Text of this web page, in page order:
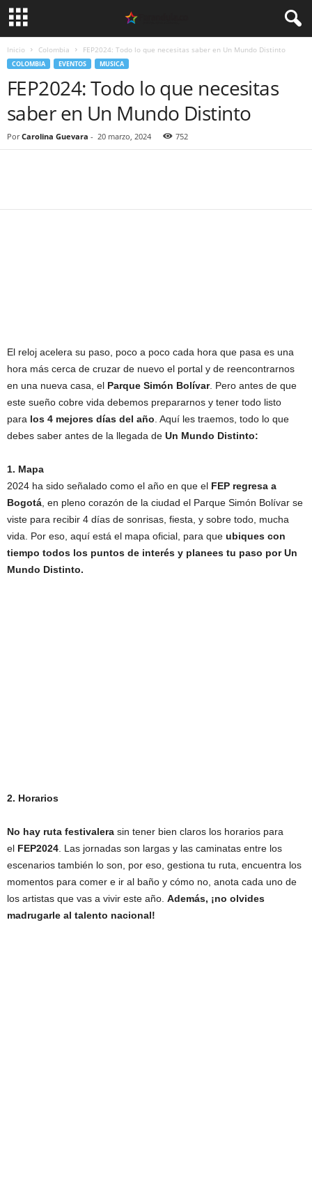
Inicio Colombia FEP2024: Todo lo que necesitas saber en Un Mundo Distinto
COLOMBIA EVENTOS MUSICA
FEP2024: Todo lo que necesitas
saber en Un Mundo Distinto
Por Carolina Guevara - 20 marzo, 2024 752
El reloj acelera su paso, poco a poco cada hora que pasa es una
hora más cerca de cruzar de nuevo el portal y de reencontrarnos
en una nueva casa, el Parque Simón Bolívar. Pero antes de que
este sueño cobre vida debemos prepararnos y tener todo listo
para los 4 mejores días del año . Aquí les traemos, todo lo que
debes saber antes de la llegada de Un Mundo Distinto:
1. Mapa
2024 ha sido señalado como el año en que el FEP regresa a
Bogotá , en pleno corazón de la ciudad el Parque Simón Bolívar se
viste para recibir 4 días de sonrisas, fiesta, y sobre todo, mucha
vida. Por eso, aquí está el mapa oficial, para que ubiques con
tiempo todos los puntos de interés y planees tu paso por Un
Mundo Distinto.
2. Horarios
No hay ruta festivalera sin tener bien claros los horarios para
el FEP2024 . Las jornadas son largas y las caminatas entre los
escenarios también lo son, por eso, gestiona tu ruta, encuentra los
momentos para comer e ir al baño y cómo no, anota cada uno de
los artistas que vas a vivir este año. Además, ¡no olvides
madrugarle al talento nacional!